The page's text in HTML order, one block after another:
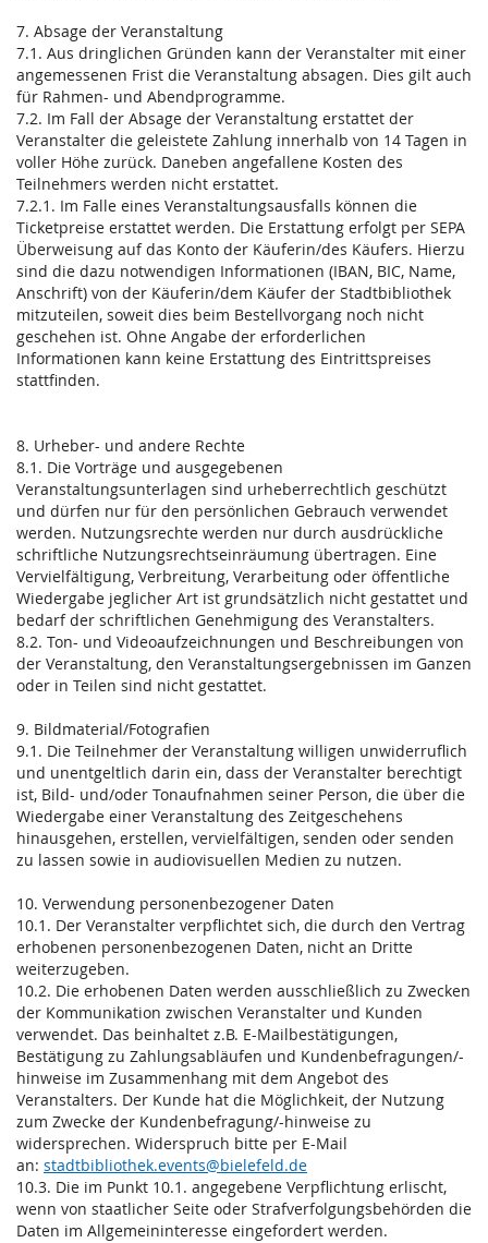
7. Absage der Veranstaltung
7.1. Aus dringlichen Gründen kann der Veranstalter mit einer
angemessenen Frist die Veranstaltung absagen. Dies gilt auch
für Rahmen- und Abendprogramme.
7.2. Im Fall der Absage der Veranstaltung erstattet der
Veranstalter die geleistete Zahlung innerhalb von 14 Tagen in
voller Höhe zurück. Daneben angefallene Kosten des
Teilnehmers werden nicht erstattet.
7.2.1. Im Falle eines Veranstaltungsausfalls können die
Ticketpreise erstattet werden. Die Erstattung erfolgt per SEPA
Überweisung auf das Konto der Käuferin/des Käufers. Hierzu
sind die dazu notwendigen Informationen (IBAN, BIC, Name,
Anschrift) von der Käuferin/dem Käufer der Stadtbibliothek
mitzuteilen, soweit dies beim Bestellvorgang noch nicht
geschehen ist. Ohne Angabe der erforderlichen
Informationen kann keine Erstattung des Eintrittspreises
stattfinden.
8. Urheber- und andere Rechte
8.1. Die Vorträge und ausgegebenen
Veranstaltungsunterlagen sind urheberrechtlich geschützt
und dürfen nur für den persönlichen Gebrauch verwendet
werden. Nutzungsrechte werden nur durch ausdrückliche
schriftliche Nutzungsrechtseinräumung übertragen. Eine
Vervielfältigung, Verbreitung, Verarbeitung oder öffentliche
Wiedergabe jeglicher Art ist grundsätzlich nicht gestattet und
bedarf der schriftlichen Genehmigung des Veranstalters.
8.2. Ton- und Videoaufzeichnungen und Beschreibungen von
der Veranstaltung, den Veranstaltungsergebnissen im Ganzen
oder in Teilen sind nicht gestattet.
9. Bildmaterial/Fotografien
9.1. Die Teilnehmer der Veranstaltung willigen unwiderruflich
und unentgeltlich darin ein, dass der Veranstalter berechtigt
ist, Bild- und/oder Tonaufnahmen seiner Person, die über die
Wiedergabe einer Veranstaltung des Zeitgeschehens
hinausgehen, erstellen, vervielfältigen, senden oder senden
zu lassen sowie in audiovisuellen Medien zu nutzen.
10. Verwendung personenbezogener Daten
10.1. Der Veranstalter verpflichtet sich, die durch den Vertrag
erhobenen personenbezogenen Daten, nicht an Dritte
weiterzugeben.
10.2. Die erhobenen Daten werden ausschließlich zu Zwecken
der Kommunikation zwischen Veranstalter und Kunden
verwendet. Das beinhaltet z.B. E-Mailbestätigungen,
Bestätigung zu Zahlungsabläufen und Kundenbefragungen/-
hinweise im Zusammenhang mit dem Angebot des
Veranstalters. Der Kunde hat die Möglichkeit, der Nutzung
zum Zwecke der Kundenbefragung/-hinweise zu
widersprechen. Widerspruch bitte per E-Mail
an: stadtbibliothek.events@bielefeld.de
10.3. Die im Punkt 10.1. angegebene Verpflichtung erlischt,
wenn von staatlicher Seite oder Strafverfolgungsbehörden die
Daten im Allgemeininteresse eingefordert werden.